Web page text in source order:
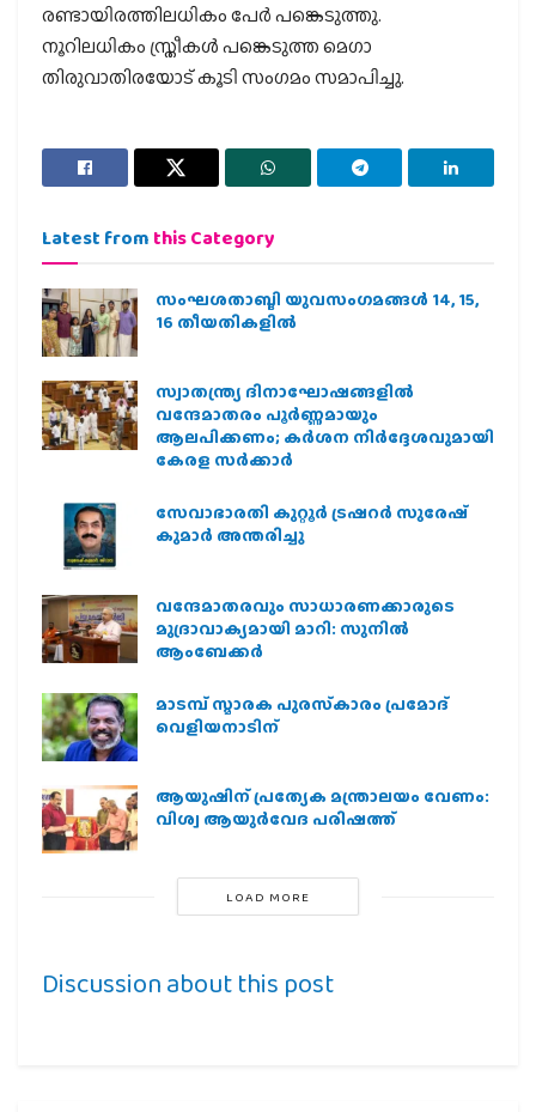
രണ്ടായിരത്തിലധികം പേർ പങ്കെടുത്തു.
നൂറിലധികം സ്ത്രീകൾ പങ്കെടുത്ത മെഗാ
തിരുവാതിരയോട് കൂടി സംഗമം സമാപിച്ചു.
Latest from this Category
സംഘശതാബ്ദി യുവസംഗമങ്ങള്‍ 14, 15,
16 തീയതികളില്‍
സ്വാതന്ത്ര്യ ദിനാഘോഷങ്ങളിൽ
വന്ദേമാതരം പൂർണ്ണമായും
ആലപിക്കണം; കർശന നിർദ്ദേശവുമായി
കേരള സർക്കാർ
സേവാഭാരതി കുറ്റൂർ ട്രഷറർ സുരേഷ്
കുമാർ അന്തരിച്ചു
വന്ദേമാതരവും സാധാരണക്കാരുടെ
മുദ്രാവാക്യമായി മാറി: സുനിൽ
ആംബേക്കർ
മാടമ്പ് സ്മാരക പുരസ്‌കാരം പ്രമോദ്
വെളിയനാടിന്
ആയുഷിന് പ്രത്യേക മന്ത്രാലയം വേണം:
വിശ്വ ആയുര്‍വേദ പരിഷത്ത്
LOAD MORE
Discussion about this post